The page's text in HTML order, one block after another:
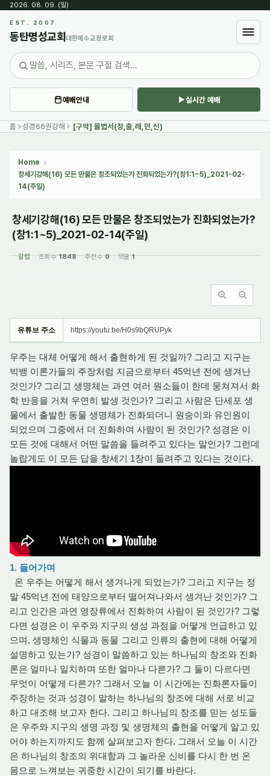
2026. 08. 09. (일) ·
EST. 2007
동탄명성교회 대한예수교장로회
예배안내 실시간 예배
홈 성경66권강해 [구약] 율법서(창,출,레,민,신)
Home
창세기강해(16) 모든 만물은 창조되었는가 진화되었는가?(창1:1~5)_2021-02-
14(주일)
창세기강해(16) 모든 만물은 창조되었는가 진화되었는가?
(창1:1~5)_2021-02-14(주일)
갈렙 조회 수1848 추천 수0 댓글1
유튜브 주소 https://youtu.be/H0s9bQRUPyk
우주는 대체 어떻게 해서 출현하게 된 것일까? 그리고 지구는
빅뱅 이론가들의 주장처럼 지금으로부터 45억년 전에 생겨난
것인가? 그리고 생명체는 과연 여러 원소들이 한데 뭉쳐져서 화
학 반응을 거쳐 우연히 발생 것인가? 그리고 사람은 단세포 생
물에서 출발한 동물 생명체가 진화되더니 원숭이와 유인원이
되었으며 그중에서 더 진화하여 사람이 된 것인가? 성경은 이
모든 것에 대해서 어떤 말씀을 들려주고 있다는 말인가? 그런데
놀랍게도 이 모든 답을 창세기 1장이 들려주고 있다는 것이다.
1. 들어가며
온 우주는 어떻게 해서 생겨나게 되었는가? 그리고 지구는 정
말 45억년 전에 태양으로부터 떨어져나와서 생겨난 것인가? 그
리고 인간은 과연 영장류에서 진화하여 사람이 된 것인가? 그렇
다면 성경은 이 우주와 지구의 생성 과정을 어떻게 언급하고 있
으며, 생명체인 식물과 동물 그리고 인류의 출현에 대해 어떻게
설명하고 있는가? 성경이 말씀하고 있는 하나님의 창조와 진화
론은 얼마나 일치하며 또한 얼마나 다른가? 그 둘이 다르다면
무엇이 어떻게 다른가? 그래서 오늘 이 시간에는 진화론자들이
주장하는 것과 성경이 말하는 하나님의 창조에 대해 서로 비교
하고 대조해 보고자 한다. 그리고 하나님의 창조를 믿는 성도들
은 우주와 지구의 생명 과정 및 생명체의 출현을 어떻게 알고 있
어야 하는지까지도 함께 살펴보고자 한다. 그래서 오늘 이 시간
은 하나님의 창조의 위대함과 그 놀라운 신비를 다시 한 번 온
몸으로 느껴보는 귀중한 시간이 되기를 바란다.
Sketchbook5, 스케치북5
Sketchbook5, 스케치북5